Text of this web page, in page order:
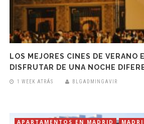
LOS MEJORES CINES DE VERANO
DISFRUTAR DE UNA NOCHE
1 WEEK ATRÁS BLGADMINGAVIR
APARTAMENTOS EN MADRID